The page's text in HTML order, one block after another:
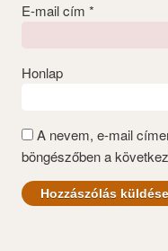
E-mail cím *
Honlap
A nevem, e-mail
böngészőben a